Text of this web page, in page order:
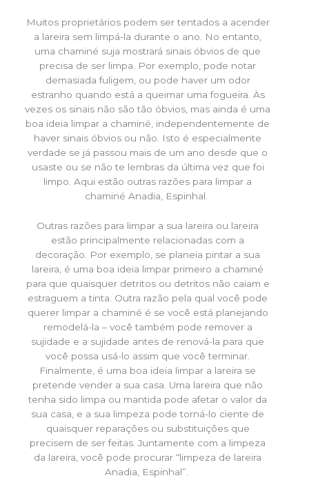
Muitos proprietários podem ser tentados a acender
a lareira sem limpá-la durante o ano. No entanto,
uma chaminé suja mostrará sinais óbvios de que
precisa de ser limpa. Por exemplo, pode notar
demasiada fuligem, ou pode haver um odor
estranho quando está a queimar uma fogueira. Às
vezes os sinais não são tão óbvios, mas ainda é uma
boa ideia limpar a chaminé, independentemente de
haver sinais óbvios ou não. Isto é especialmente
verdade se já passou mais de um ano desde que o
usaste ou se não te lembras da última vez que foi
limpo. Aqui estão outras razões para limpar a
chaminé Anadia, Espinhal.
Outras razões para limpar a sua lareira ou lareira
estão principalmente relacionadas com a
decoração. Por exemplo, se planeia pintar a sua
lareira, é uma boa ideia limpar primeiro a chaminé
para que quaisquer detritos ou detritos não caiam e
estraguem a tinta. Outra razão pela qual você pode
querer limpar a chaminé é se você está planejando
remodelá-la – você também pode remover a
sujidade e a sujidade antes de renová-la para que
você possa usá-lo assim que você terminar.
Finalmente, é uma boa ideia limpar a lareira se
pretende vender a sua casa. Uma lareira que não
tenha sido limpa ou mantida pode afetar o valor da
sua casa, e a sua limpeza pode torná-lo ciente de
quaisquer reparações ou substituições que
precisem de ser feitas. Juntamente com a limpeza
da lareira, você pode procurar “limpeza de lareira
Anadia, Espinhal”.